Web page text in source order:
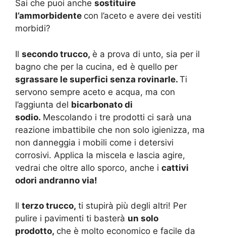
Sai che puoi anche sostituire
l’ammorbidente con l’aceto e avere dei vestiti
morbidi?
Il secondo trucco, è a prova di unto, sia per il
bagno che per la cucina, ed è quello per
sgrassare le superfici senza rovinarle. Ti
servono sempre aceto e acqua, ma con
l’aggiunta del bicarbonato di
sodio. Mescolando i tre prodotti ci sarà una
reazione imbattibile che non solo igienizza, ma
non danneggia i mobili come i detersivi
corrosivi. Applica la miscela e lascia agire,
vedrai che oltre allo sporco, anche i cattivi
odori andranno via!
Il terzo trucco, ti stupirà più degli altri! Per
pulire i pavimenti ti basterà un solo
prodotto, che è molto economico e facile da